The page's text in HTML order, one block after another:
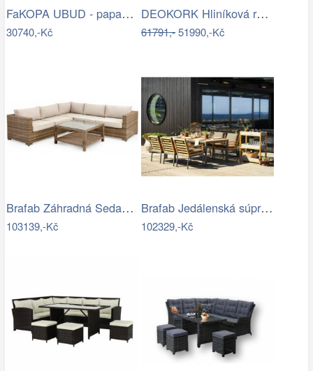
FaKOPA UBUD - papasan z ratanu…
30740,-Kč
DEOKORK Hliníková rohová sestava…
61791,-51990,-Kč
Brafab Záhradná Sedacia súprava NINJA -…
103139,-Kč
Brafab Jedálenská súprava ZALONGO Mdum
102329,-Kč